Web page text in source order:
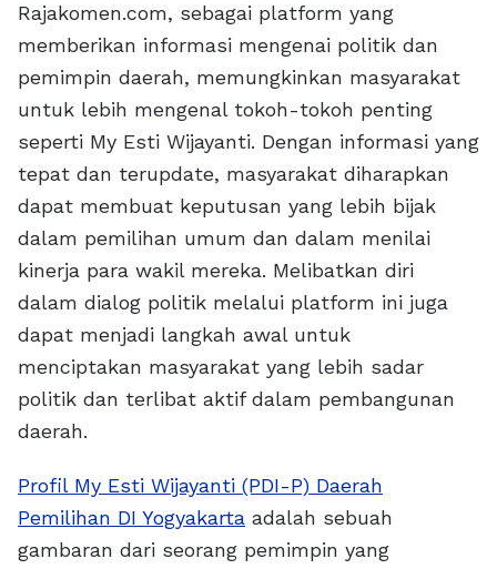
Rajakomen.com, sebagai platform yang
memberikan informasi mengenai politik dan
pemimpin daerah, memungkinkan masyarakat
untuk lebih mengenal tokoh-tokoh penting
seperti My Esti Wijayanti. Dengan informasi yang
tepat dan terupdate, masyarakat diharapkan
dapat membuat keputusan yang lebih bijak
dalam pemilihan umum dan dalam menilai
kinerja para wakil mereka. Melibatkan diri
dalam dialog politik melalui platform ini juga
dapat menjadi langkah awal untuk
menciptakan masyarakat yang lebih sadar
politik dan terlibat aktif dalam pembangunan
daerah.
Profil My Esti Wijayanti (PDI-P) Daerah
Pemilihan DI Yogyakarta adalah sebuah
gambaran dari seorang pemimpin yang